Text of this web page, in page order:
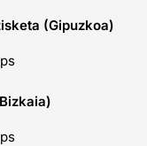
(Gipuzkoa)